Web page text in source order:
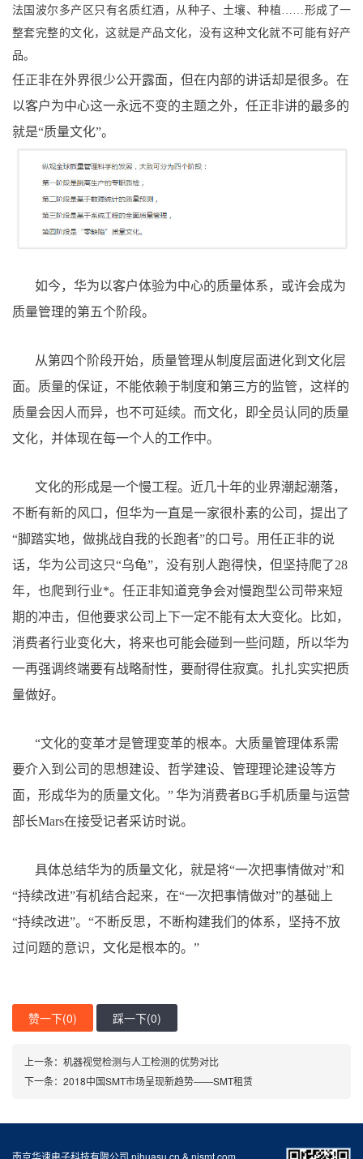
法国波尔多产区只有名质红酒，从种子、土壤、种植……形成了一
整套完整的文化，这就是产品文化，没有这种文化就不可能有好产
品。
任正非在外界很少公开露面，但在内部的讲话却是很多。在
以客户为中心这一永远不变的主题之外，任正非讲的最多的
就是“质量文化”。
如今，华为以客户体验为中心的质量体系，或许会成为
质量管理的第五个阶段。
从第四个阶段开始，质量管理从制度层面进化到文化层
面。质量的保证，不能依赖于制度和第三方的监管，这样的
质量会因人而异，也不可延续。而文化，即全员认同的质量
文化，并体现在每一个人的工作中。
文化的形成是一个慢工程。近几十年的业界潮起潮落，
不断有新的风口，但华为一直是一家很朴素的公司，提出了
“脚踏实地，做挑战自我的长跑者”的口号。用任正非的说
话，华为公司这只“乌龟”，没有别人跑得快，但坚持爬了28
年，也爬到行业*。任正非知道竞争会对慢跑型公司带来短
期的冲击，但他要求公司上下一定不能有太大变化。比如，
消费者行业变化大，将来也可能会碰到一些问题，所以华为
一再强调终端要有战略耐性，要耐得住寂寞。扎扎实实把质
量做好。
“文化的变革才是管理变革的根本。大质量管理体系需
要介入到公司的思想建设、哲学建设、管理理论建设等方
面，形成华为的质量文化。” 华为消费者BG手机质量与运营
部长Mars在接受记者采访时说。
具体总结华为的质量文化，就是将“一次把事情做对”和
“持续改进”有机结合起来，在“一次把事情做对”的基础上
“持续改进”。“不断反思，不断构建我们的体系，坚持不放
过问题的意识，文化是根本的。”
赞一下(0) 踩一下(0)
上一条：机器视觉检测与人工检测的优势对比
下一条：2018中国SMT市场呈现新趋势——SMT租赁